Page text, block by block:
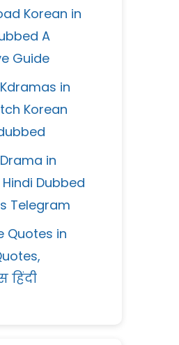
Korean in
A
Guide
in
Korean
in
Dubbed
Telegram
Quotes in